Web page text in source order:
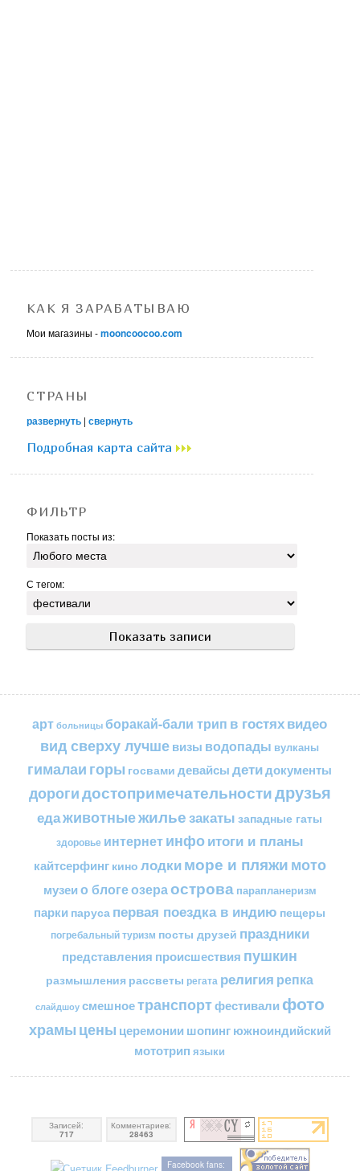
КАК Я ЗАРАБАТЫВАЮ
Мои магазины -mooncoocoo.com
СТРАНЫ
развернуть |свернуть
Подробная карта сайта
ФИЛЬТР
Показать посты из:
С тегом:
арт больницы боракай-бали трип в гостяхвидео
вид сверху лучшевизы водопады вулканы
гималаи горы госвами девайсы детидокументы
дорогидостопримечательностидрузья
едаживотныежильезакаты западные гаты
здоровье интернетинфоитоги и планы
кайтсерфинг кино лодкиморе и пляжимото
музеи о блогеозераострова парапланеризм
парки паруса первая поездка в индию пещеры
погребальный туризм посты друзей праздники
представления происшествия пушкин
размышления рассветы регата религия репка
слайдшоу смешноетранспортфестивали фото
храмы цены церемонии шопингюжноиндийский
мототрип языки
Записей:
717
Комментариев:
28463
Facebook fans: